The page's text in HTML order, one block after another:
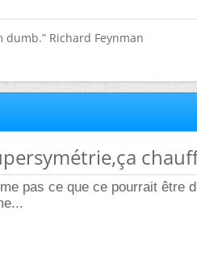
Richard Feynman
pas ce que ce pourrait être